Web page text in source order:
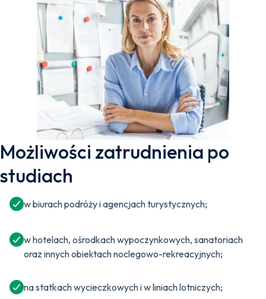
Możliwości zatrudnienia po
studiach
w biurach podróży i agencjach turystycznych;
w hotelach, ośrodkach wypoczynkowych, sanatoriach
oraz innych obiektach noclegowo-rekreacyjnych;
na statkach wycieczkowych i w liniach lotniczych;